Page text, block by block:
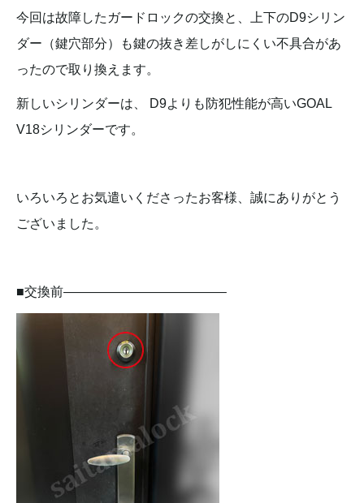
今回は故障したガードロックの交換と、上下のD9シリン
ダー（鍵穴部分）も鍵の抜き差しがしにくい不具合があ
ったので取り換えます。
新しいシリンダーは、 D9よりも防犯性能が高いGOAL
V18シリンダーです。
いろいろとお気遣いくださったお客様、誠にありがとう
ございました。
■交換前————————————–